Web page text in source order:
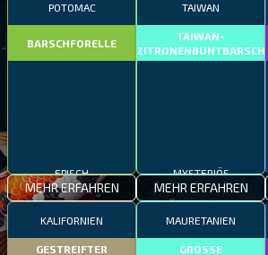
POTOMAC
BARSCHFORELLE
MEHR ERFAHREN
TAIWAN
TAIWAN-
ZITRONENBUNTBARSCH
MEHR ERFAHREN
KALIFORNIEN
GESTREIFTER
MAURETANIEN
GROSSE